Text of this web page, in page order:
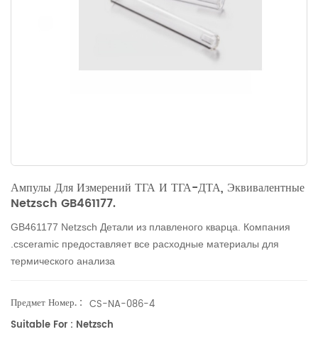
Ампулы Для Измерений ТГА И ТГА-ДТА, Эквивалентные
Netzsch GB461177.
GB461177 Netzsch Детали из плавленого кварца. Компания
.csceramic предоставляет все расходные материалы для
термического анализа
Предмет Номер. : CS-NA-086-4
Suitable For : Netzsch